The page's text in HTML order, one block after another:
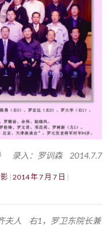
录入：罗训森 2014.7.7
2014 年 7 月 7 日
夫人 右1，罗卫东院长兼